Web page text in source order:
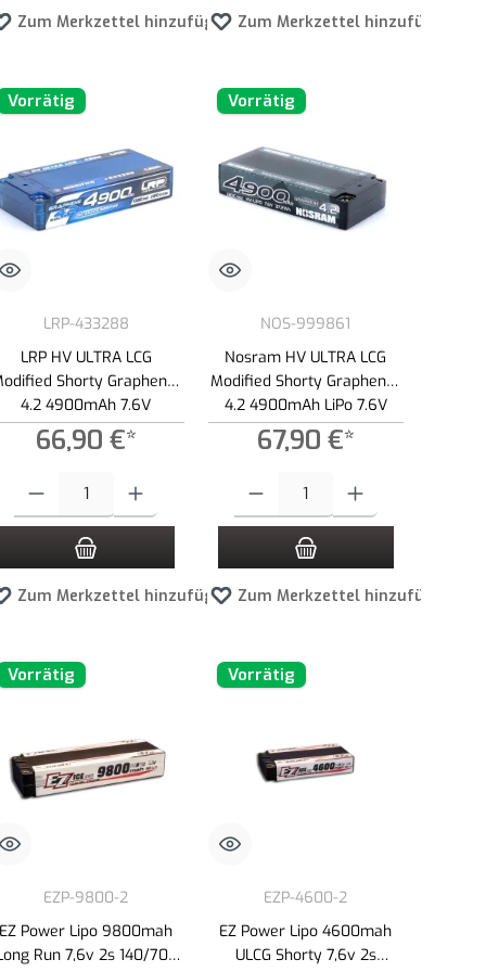
Zum Merkzettel hinzufügen Zum Merkzettel hinzufügen
Vorrätig
LRP-433288
LRP HV ULTRA LCG
Shorty Graphene-
4.2 4900mAh 7.6V
65C LiPo Akku - 173g
66,90 €*
Zum Merkzettel hinzufügen
Vorrätig
NOS-999861
Nosram HV ULTRA LCG
Modified Shorty Graphene-
4.2 4900mAh LiPo 7.6V
130C/65C - 173g
67,90 €*
Zum Merkzettel hinzufügen
Vorrätig
EZP-9800-2
EZ Power Lipo 9800mah
Run 7,6v 2s 140/70c
Vorrätig
EZP-4600-2
EZ Power Lipo 4600mah
ULCG Shorty 7,6v 2s